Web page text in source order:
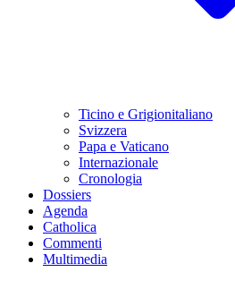
Ticino e Grigionitaliano
Svizzera
Papa e Vaticano
Internazionale
Cronologia
Dossiers
Agenda
Catholica
Commenti
Multimedia